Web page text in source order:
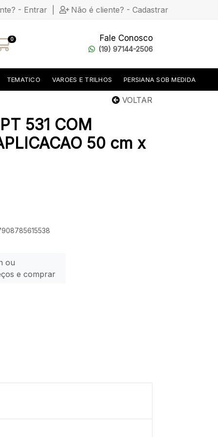
- Entrar Não é cliente? - Cadastrar
0 Fale Conosco
(19) 97144-2506
TEMATICO VAROES E TRILHOS PERSIANA SOB MEDIDA
VOLTAR
531 COM
50 cm x
ou
e comprar